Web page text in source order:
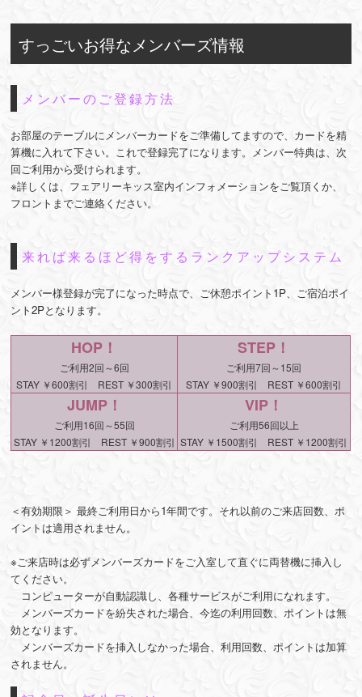
すっごいお得なメンバーズ情報
メンバーのご登録方法
お部屋のテーブルにメンバーカードをご準備してますので、カードを精
算機に入れて下さい。これで登録完了になります。メンバー特典は、次
回ご利用から受けられます。
※詳しくは、フェアリーキッス室内インフォメーションをご覧頂くか、
フロントまでご連絡ください。
来れば来るほど得をするランクアップシステム
メンバー様登録が完了になった時点で、ご休憩ポイント1P、ご宿泊ポイ
ント2Pとなります。
HOP！
ご利用2回～6回
STAY ￥600割引 REST ￥300割引
STEP！
ご利用7回～15回
STAY ￥900割引 REST ￥600割引
JUMP！
ご利用16回～55回
STAY ￥1200割引 REST ￥900割引
VIP！
ご利用56回以上
STAY ￥1500割引 REST ￥1200割引
＜有効期限＞ 最終ご利用日から1年間です。それ以前のご来店回数、ポ
イントは適用されません。
※ご来店時は必ずメンバーズカードをご入室して直ぐに両替機に挿入し
てください。
コンピューターが自動認識し、各種サービスがご利用になれます。
メンバーズカードを紛失された場合、今迄の利用回数、ポイントは無
効となります。
メンバーズカードを挿入しなかった場合、利用回数、ポイントは加算
されません。